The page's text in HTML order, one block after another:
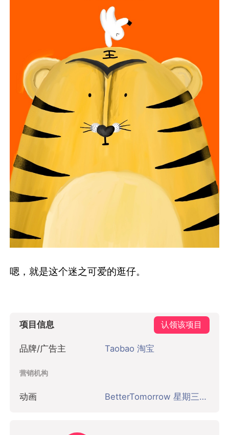
嗯，就是这个迷之可爱的逛仔。
项目信息 认领该项目
品牌/广告主 Taobao 淘宝
营销机构
动画 BetterTomorrow 星期三比较好 北京